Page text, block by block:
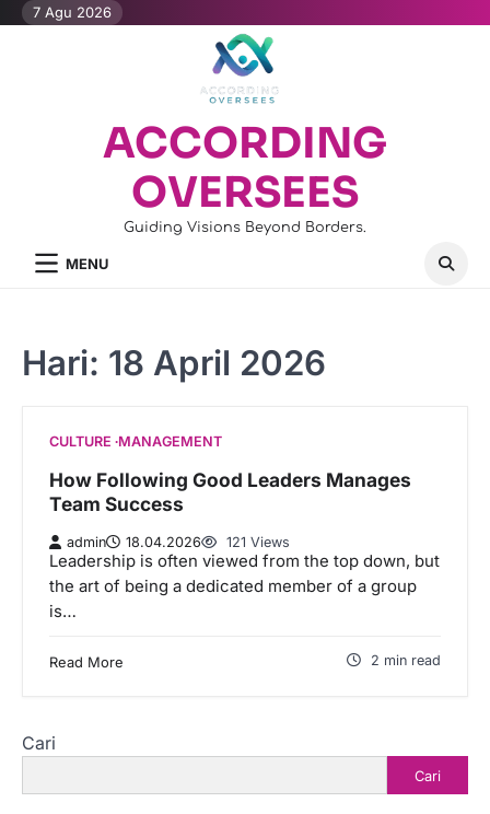
Skip7 Agu 2026
ACCORDING
OVERSEES
Guiding Visions Beyond Borders.
MENU
Hari: 18 April 2026
CULTURE MANAGEMENT
How Following Good Leaders Manages
Team Success
admin 18.04.2026 121 Views
Leadership is often viewed from the top down, but
the art of being a dedicated member of a group
is…
Read More 2 min read
Cari
Cari